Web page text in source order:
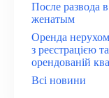
После развода
женатым
Оренда
з реєстрацією
орендованій
Всі новини